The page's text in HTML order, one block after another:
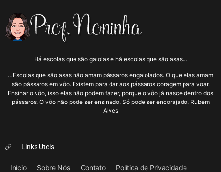
Há escolas que são gaiolas e há escolas que são asas…
…Escolas que são asas não amam pássaros engaiolados. O que elas amam
são pássaros em vôo. Existem para dar aos pássaros coragem para voar.
Ensinar o vôo, isso elas não podem fazer, porque o vôo já nasce dentro dos
pássaros. O vôo não pode ser ensinado. Só pode ser encorajado. Rubem
Alves
Links Uteis
Início Sobre Nós Contato Política de Privacidade